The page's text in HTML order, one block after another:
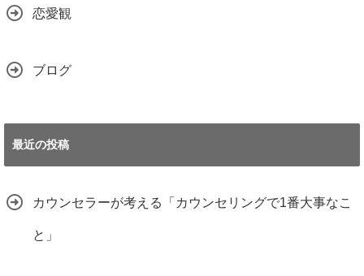
恋愛観
ブログ
最近の投稿
カウンセラーが考える「カウンセリングで1番大事なこ
と」